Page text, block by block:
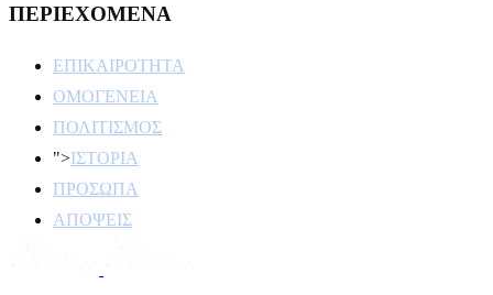
ΠΕΡΙΕΧΟΜΕΝΑ
ΕΠΙΚΑΙΡΟΤΗΤΑ
ΟΜΟΓΕΝΕΙΑ
ΠΟΛΙΤΙΣΜΟΣ
">ΙΣΤΟΡΙΑ
ΠΡΟΣΩΠΑ
ΑΠΟΨΕΙΣ